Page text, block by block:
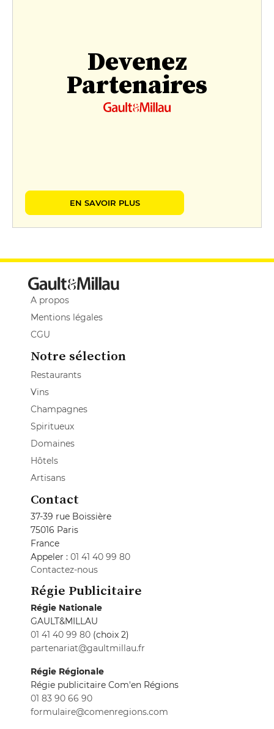
Devenez
Partenaires
EN SAVOIR PLUS
A propos
Mentions légales
CGU
Notre sélection
Restaurants
Vins
Champagnes
Spiritueux
Domaines
Hôtels
Artisans
Contact
37-39 rue Boissière
75016 Paris
France
Appeler : 01 41 40 99 80
Contactez-nous
Régie Publicitaire
Régie Nationale
GAULT&MILLAU
01 41 40 99 80 (choix 2)
partenariat@gaultmillau.fr
Régie Régionale
Régie publicitaire Com'en Régions
01 83 90 66 90
formulaire@comenregions.com